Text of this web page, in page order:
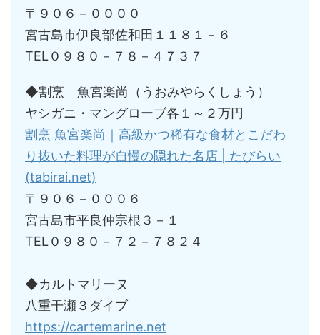
〒９０６－００００
宮古島市伊良部佐和田１１８１－６
TEL０９８０－７８－４７３７
◆割烹 魚宮楽尚（うおみやらくしょう）
ヤシガニ・マングローブ各１～２万円
割烹 魚宮楽尚｜高級かつ稀有な食材とこだわ
り抜いた料理が自慢の隠れた名店 | たびらい
(tabirai.net)
〒９０６－０００６
宮古島市平良仲宗根３－１
TEL０９８０－７２－７８２４
◆カルトマリーヌ
八重干瀬３ダイブ
https://cartemarine.net